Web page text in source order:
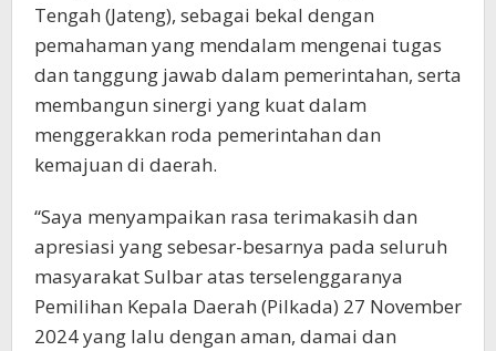
Tengah (Jateng), sebagai bekal dengan
pemahaman yang mendalam mengenai tugas
dan tanggung jawab dalam pemerintahan, serta
membangun sinergi yang kuat dalam
menggerakkan roda pemerintahan dan
kemajuan di daerah.
“Saya menyampaikan rasa terimakasih dan
apresiasi yang sebesar-besarnya pada seluruh
masyarakat Sulbar atas terselenggaranya
Pemilihan Kepala Daerah (Pilkada) 27 November
2024 yang lalu dengan aman, damai dan